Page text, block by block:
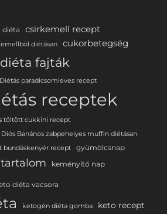
diéta csirkemell recept
diétásan cukorbetegség
diéta fajták
Diétás paradicsomleves recept
receptek
töltött cukkini recept
Diós Banános zabpehelyes muffin diétásan
bundáskenyér recept gyümölcsnap
keményítő nap
diéta vacsora
ketogén diéta gomba keto recept